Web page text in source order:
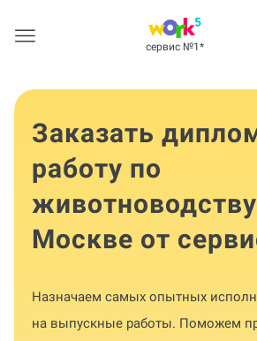
сервис №1 *
Заказать
работу по
Москве от
Назначаем самых опытных
на выпускные работы. Поможем